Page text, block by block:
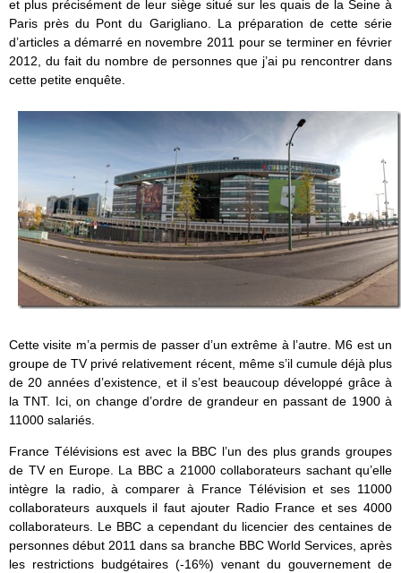
et plus précisément de leur siège situé sur les quais de la Seine à
Paris près du Pont du Garigliano. La préparation de cette série
d’articles a démarré en novembre 2011 pour se terminer en février
2012, du fait du nombre de personnes que j’ai pu rencontrer dans
cette petite enquête.
Cette visite m’a permis de passer d’un extrême à l’autre. M6 est un
groupe de TV privé relativement récent, même s’il cumule déjà plus
de 20 années d’existence, et il s’est beaucoup développé grâce à
la TNT. Ici, on change d’ordre de grandeur en passant de 1900 à
11000 salariés.
France Télévisions est avec la BBC l’un des plus grands groupes
de TV en Europe. La BBC a 21000 collaborateurs sachant qu’elle
intègre la radio, à comparer à France Télévision et ses 11000
collaborateurs auxquels il faut ajouter Radio France et ses 4000
collaborateurs. Le BBC a cependant du licencier des centaines de
personnes début 2011 dans sa branche BBC World Services, après
les restrictions budgétaires (-16%) venant du gouvernement de